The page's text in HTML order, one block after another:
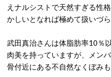
えナルシストで天然すぎる性
かしいとなれば極めて扱いづら
武田真治さんは体脂肪率10％
肉美を持っていますが、メン
骨付近にある不自然なくぼみ